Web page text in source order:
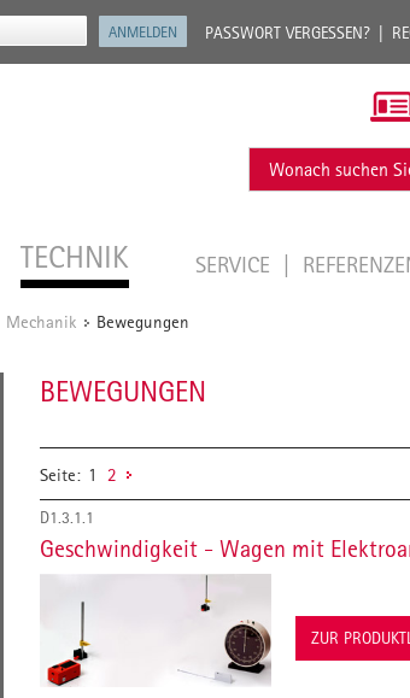
PASSWORT VERGESSEN?
TECHNIK SERVICE
Mechanik / Bewegungen
BEWEGUNGEN
Seite: 1 2
D1.3.1.1
Geschwindigkeit - Wagen mit
ZUR